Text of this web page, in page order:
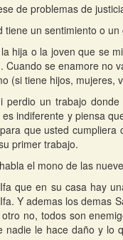
de problemas de
tiene un sentimiento o
hija o la joven que se
Cuando se enamore no
(si tiene hijos, mujeres,
perdio un trabajo
indiferente y piensa
que usted
primer trabajo.
el mono de las
que en su casa hay
Y ademas los demas
no, todos son
nadie le hace daño y lo